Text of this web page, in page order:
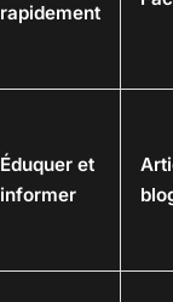
rapidement
Éduquer et
informer